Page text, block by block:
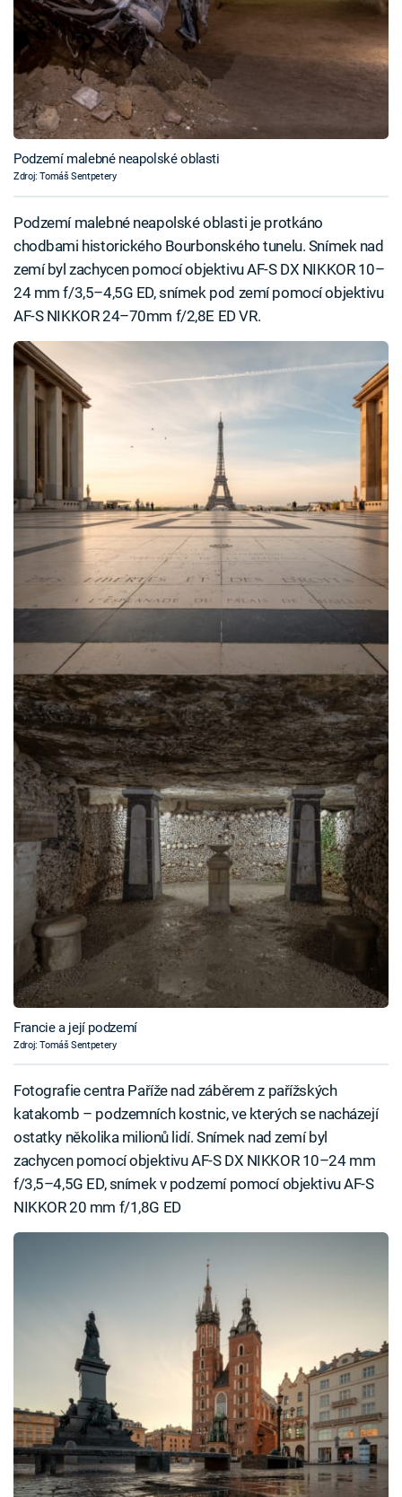
Podzemí malebné neapolské oblasti
Zdroj: Tomáš Sentpetery
Podzemí malebné neapolské oblasti je protkáno
chodbami historického Bourbonského tunelu. Snímek nad
zemí byl zachycen pomocí objektivu AF-S DX NIKKOR 10–
24 mm f/3,5–4,5G ED, snímek pod zemí pomocí objektivu
AF-S NIKKOR 24–70mm f/2,8E ED VR.
Francie a její podzemí
Zdroj: Tomáš Sentpetery
Fotografie centra Paříže nad záběrem z pařížských
katakomb – podzemních kostnic, ve kterých se nacházejí
ostatky několika milionů lidí. Snímek nad zemí byl
zachycen pomocí objektivu AF-S DX NIKKOR 10–24 mm
f/3,5–4,5G ED, snímek v podzemí pomocí objektivu AF-S
NIKKOR 20 mm f/1,8G ED